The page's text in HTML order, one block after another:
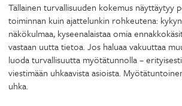
Tällainen turvallisuuden kokemus näyttäytyy
toiminnan kuin ajattelunkin rohkeutena:
näkökulmaa, kyseenalaistaa omia
vastaan uutta tietoa. Jos haluaa vakuuttaa
luoda turvallisuutta myötätunnolla –
viestimään uhkaavista asioista.
uhka.